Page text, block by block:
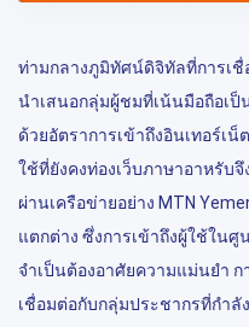
ท่ามกลางภูมิทัศน์ดิจิทัลที่การเชื่
นำเสนอกลุ่มผู้ชมที่เน้นมือถือเ
ด้วยอัตราการเข้าถึงอินเทอร์เน็
ใช้ที่ยังคงท่องเว็บภาษาอาหรับ
ผ่านเครือข่ายอย่าง MTN
แตกต่าง ซึ่งการเข้าถึงผู้ใช้ใน
จำเป็นต้องอาศัยความแม่นยำ ก
เชื่อมต่อกับกลุ่มประชากรที่กำลั